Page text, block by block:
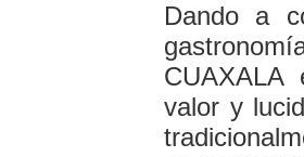
Dando a
valor y